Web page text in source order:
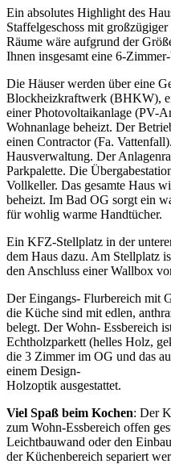
Ein absolutes Highlight des
Staffelgeschoss mit
Räume wäre aufgrund der
Ihnen insgesamt eine 6-
Die Häuser werden über eine
Blockheizkraftwerk (BHKW),
einer Photovoltaikanlage (PV-
Wohnanlage beheizt. Der
einen Contractor (Fa.
Hausverwaltung. Der
Parkpalette. Die
Vollkeller. Das gesamte Haus
beheizt. Im Bad OG sorgt ein
für wohlig warme Handtücher.
Ein KFZ-Stellplatz in der
dem Haus dazu. Am Stellplatz
den Anschluss einer Wallbox
Der Eingangs- Flurbereich mit
die Küche sind mit edlen,
belegt. Der Wohn- Essbereich
Echtholzparkett (helles Holz,
die 3 Zimmer im OG und das
einem Design-
Holzoptik ausgestattet.
Viel Spaß beim Kochen: Der
zum Wohn-Essbereich offen
Leichtbauwand oder den
der Küchenbereich separiert